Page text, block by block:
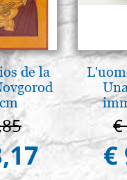
de la
€